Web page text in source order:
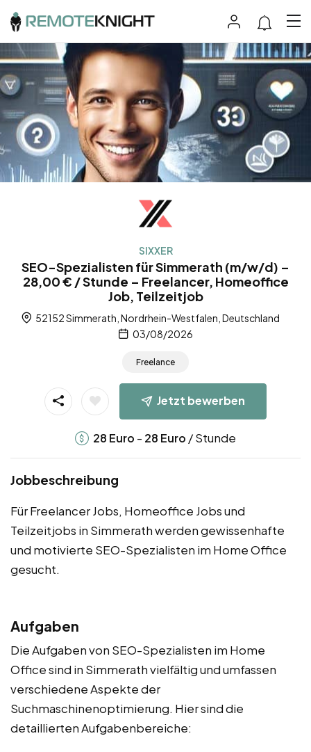
SIXXER
SEO-Spezialisten für Simmerath (m/w/d) –
28,00 € / Stunde – Freelancer, Homeoffice
Job, Teilzeitjob
52152 Simmerath, Nordrhein-Westfalen, Deutschland
03/08/2026
Freelance
Jetzt bewerben
28 Euro - 28 Euro / Stunde
Jobbeschreibung
Für Freelancer Jobs, Homeoffice Jobs und
Teilzeitjobs in Simmerath werden gewissenhafte
und motivierte SEO-Spezialisten im Home Office
gesucht.
Aufgaben
Die Aufgaben von SEO-Spezialisten im Home
Office sind in Simmerath vielfältig und umfassen
verschiedene Aspekte der
Suchmaschinenoptimierung. Hier sind die
detaillierten Aufgabenbereiche: